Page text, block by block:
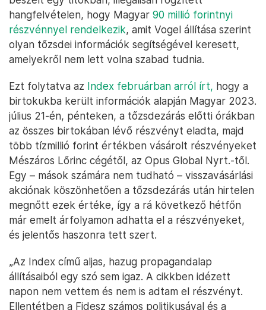
hangfelvételen, hogy Magyar 90 millió forintnyi
részvénnyel rendelkezik, amit Vogel állítása szerint
olyan tőzsdei információk segítségével keresett,
amelyekről nem lett volna szabad tudnia.
Ezt folytatva az Index februárban arról írt, hogy a
birtokukba került információk alapján Magyar 2023.
július 21-én, pénteken, a tőzsdezárás előtti órákban
az összes birtokában lévő részvényt eladta, majd
több tízmillió forint értékben vásárolt részvényeket
Mészáros Lőrinc cégétől, az Opus Global Nyrt.-től.
Egy – mások számára nem tudható – visszavásárlási
akciónak köszönhetően a tőzsdezárás után hirtelen
megnőtt ezek értéke, így a rá következő hétfőn
már emelt árfolyamon adhatta el a részvényeket,
és jelentős haszonra tett szert.
„Az Index című aljas, hazug propagandalap
állításaiból egy szó sem igaz. A cikkben idézett
napon nem vettem és nem is adtam el részvényt.
Ellentétben a Fidesz számos politikusával és a